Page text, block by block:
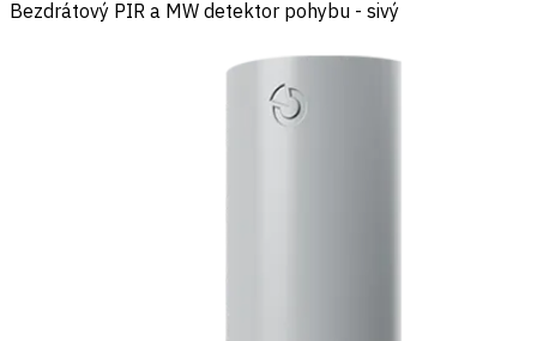
Bezdrátový PIR a MW detektor pohybu - sivý